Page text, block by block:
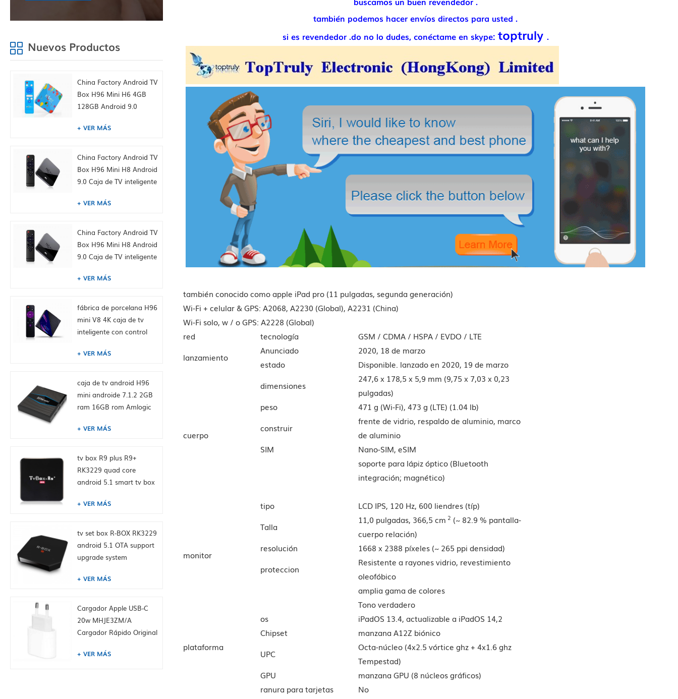
también podemos hacer envíos directos para usted .
si es revendedor .do no lo dudes, conéctame en skype: toptruly .
también conocido como apple iPad pro (11 pulgadas, segunda generación)
Wi-Fi + celular & GPS: A2068, A2230 (Global), A2231 (China)
Wi-Fi solo, w / o GPS: A2228 (Global)
red
tecnología
GSM / CDMA / HSPA / EVDO / LTE
lanzamiento
Anunciado
2020, 18 de marzo
estado
Disponible. lanzado en 2020, 19 de marzo
cuerpo
dimensiones
247,6 x 178,5 x 5,9 mm (9,75 x 7,03 x 0,23
pulgadas)
peso
471 g (Wi-Fi), 473 g (LTE) (1.04 lb)
construir
frente de vidrio, respaldo de aluminio, marco
de aluminio
SIM
Nano-SIM, eSIM
soporte para lápiz óptico (Bluetooth
integración; magnético)
monitor
tipo
LCD IPS, 120 Hz, 600 liendres (típ)
Talla
11,0 pulgadas, 366,5 cm 2 (~ 82.9 % pantalla-
cuerpo relación)
resolución
1668 x 2388 píxeles (~ 265 ppi densidad)
proteccion
Resistente a rayones vidrio, revestimiento
oleofóbico
amplia gama de colores
Tono verdadero
plataforma
os
iPadOS 13.4, actualizable a iPadOS 14,2
Chipset
manzana A12Z biónico
UPC
Octa-núcleo (4x2.5 vórtice ghz + 4x1.6 ghz
Tempestad)
GPU
manzana GPU (8 núcleos gráficos)
ranura para tarjetas
No
Nuevos Productos
China Factory Android TV
Box H96 Mini H6 4GB
128GB Android 9.0
H265 wifi youtube
incorporada Tiktok
Fábrica de China HK
suministro
VER MÁS
China Factory Android TV
Box H96 Mini H8 Android
9.0 Caja de TV inteligente
BT4.0, 1GB + 8GB,
Fábrica de China HK
suministro
VER MÁS
China Factory Android TV
Box H96 Mini H8 Android
9.0 Caja de TV inteligente
BT4.0, 2GB + 16GB,
Fábrica de China HK
suministro
VER MÁS
fábrica de porcelana H96
mini V8 4K caja de tv
inteligente con control
RK3228A Cuatro núcleos
integrado TikTok
VER MÁS
caja de tv android H96
mini androide 7.1.2 2GB
ram 16GB rom Amlogic
VER MÁS
tv box R9 plus R9+
RK3229 quad core
android 5.1 smart tv box
VER MÁS
tv set box R-BOX RK3229
android 5.1 OTA support
upgrade system
VER MÁS
Cargador Apple USB-C
20w MHJE3ZM/A
Cargador Rápido Original
VER MÁS